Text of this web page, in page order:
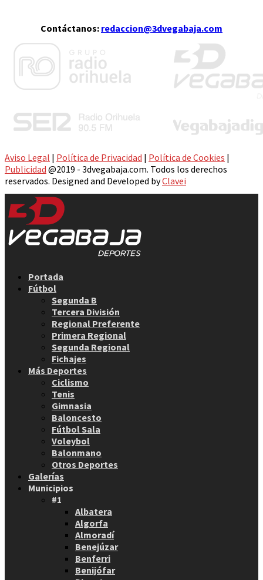
Contáctanos: redaccion@3dvegabaja.com
Aviso Legal | Política de Privacidad | Política de Cookies |
Publicidad @2019 - 3dvegabaja.com. Todos los derechos
reservados. Designed and Developed byClavei
Portada
Fútbol
Segunda B
Tercera División
Regional Preferente
Primera Regional
Segunda Regional
Fichajes
Más Deportes
Ciclismo
Tenis
Gimnasia
Baloncesto
Fútbol Sala
Voleybol
Balonmano
Otros Deportes
Galerías
Municipios
#1
Albatera
Algorfa
Almoradí
Benejúzar
Benferri
Benijófar